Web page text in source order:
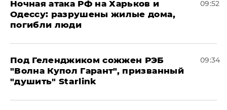
​Ночная атака РФ на Харьков и
Одессу: разрушены жилые дома,
погибли люди
09:52
Под Геленджиком сожжен РЭБ
"Волна Купол Гарант", призванный
"душить" Starlink
09:34